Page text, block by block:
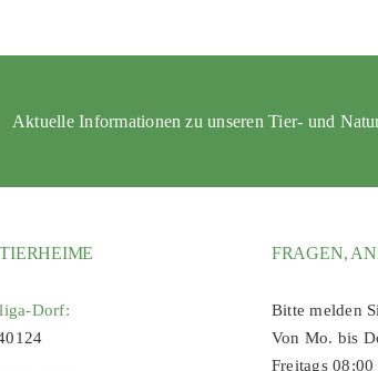
Aktuelle Informationen zu unseren Tier- und
Dorf:
FRAGEN,
Bitte melden
Von Mo. bis
Freitags